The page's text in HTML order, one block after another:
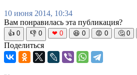
10 июня 2014, 10:34
Вам понравилась эта публикация?
👍 0 👎 0 ❤ 0 😆 0 😡 0 🤔 0
Поделиться